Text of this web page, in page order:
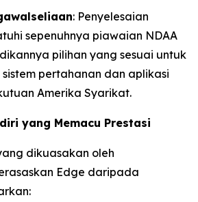
: Penyelesaian
sepenuhnya piawaian NDAA
pilihan yang sesuai untuk
pertahanan dan aplikasi
Amerika Syarikat.
yang Memacu Prestasi
dikuasakan oleh
Edge daripada